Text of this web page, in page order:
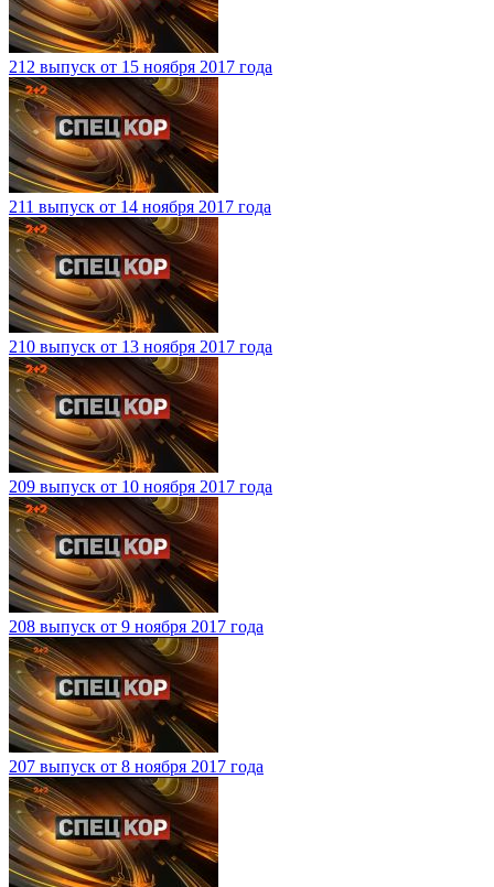
212 выпуск от 15 ноября 2017 года
211 выпуск от 14 ноября 2017 года
210 выпуск от 13 ноября 2017 года
209 выпуск от 10 ноября 2017 года
208 выпуск от 9 ноября 2017 года
207 выпуск от 8 ноября 2017 года